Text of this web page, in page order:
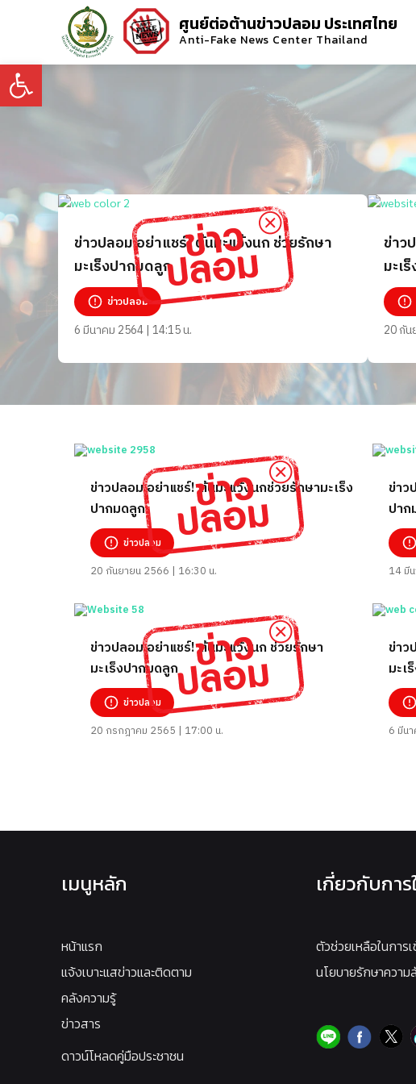
Open toolbar
ศูนย์ต่อต้านข่าวปลอม ประเทศไทย
Anti-Fake News Center Thailand
ข่าวปลอม อย่าแชร์! ต้นมะแว้งนก ช่วยรักษา
มะเร็งปากมดลูก
ข่าวปลอม
6 มีนาคม 2564 | 14:15 น.
ข่าว
มะเ
20 กัน
ข่าวปลอม อย่าแชร์! ต้นมะแว้งนกช่วยรักษามะเร็ง
ปากมดลูก
ข่าวปลอม
20 กันยายน 2566 | 16:30 น.
ข่าว
ปา
14 มี
ข่าวปลอม อย่าแชร์! ต้นมะแว้งนก ช่วยรักษา
มะเร็งปากมดลูก
ข่าวปลอม
20 กรกฎาคม 2565 | 17:00 น.
ข่าว
มะเ
6 มีน
เมนูหลัก
หน้าแรก
แจ้งเบาะแสข่าวและติดตาม
คลังความรู้
ข่าวสาร
ดาวน์โหลดคู่มือประชาชน
เกี่ยวกับการ
ตัวช่วยเหลือในการ
นโยบายรักษาควา